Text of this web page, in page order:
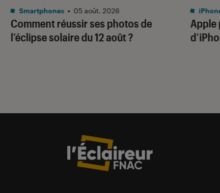
Comment réussir ses photos de
l’éclipse solaire du 12 août ?
Smartphones • 05 août. 2026
Apple